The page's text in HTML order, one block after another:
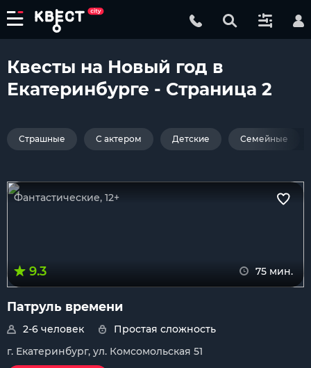
Квесты на Новый год в
Екатеринбурге - Страница 2
Страшные С актером Детские Семейные
Фантастические, 12+
9.3 75 мин.
Патруль времени
2-6 человек
Простая сложность
г. Екатеринбург, ул. Комсомольская 51